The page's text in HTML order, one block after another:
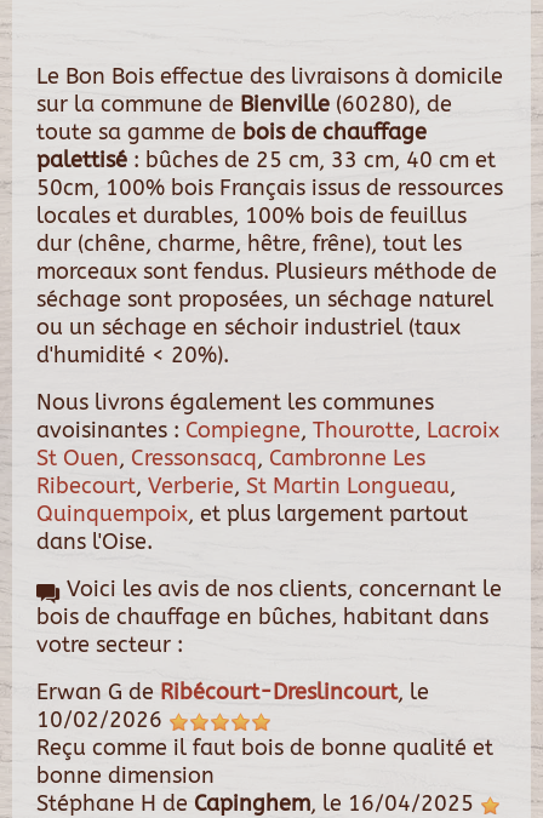
Le Bon Bois effectue des livraisons à domicile
sur la commune de Bienville (60280), de
toute sa gamme de bois de chauffage
palettisé : bûches de 25 cm, 33 cm, 40 cm et
50cm, 100% bois Français issus de ressources
locales et durables, 100% bois de feuillus
dur (chêne, charme, hêtre, frêne), tout les
morceaux sont fendus. Plusieurs méthode de
séchage sont proposées, un séchage naturel
ou un séchage en séchoir industriel (taux
d'humidité < 20%).
Nous livrons également les communes
avoisinantes : Compiegne, Thourotte, Lacroix
St Ouen, Cressonsacq, Cambronne Les
Ribecourt, Verberie, St Martin Longueau,
Quinquempoix, et plus largement partout
dans l'Oise.
Voici les avis de nos clients, concernant le
bois de chauffage en bûches, habitant dans
votre secteur :
Erwan G de Ribécourt-Dreslincourt, le
10/02/2026
Reçu comme il faut bois de bonne qualité et
bonne dimension
Stéphane H de Capinghem, le 16/04/2025